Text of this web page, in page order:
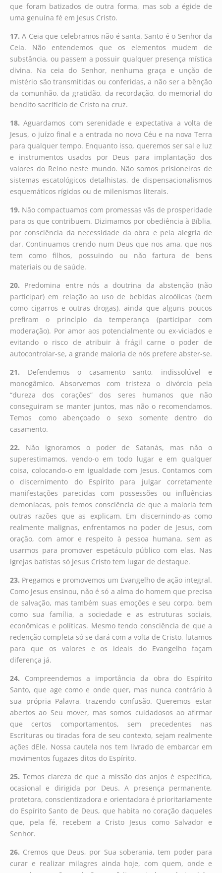
que foram batizados de outra forma, mas sob a égide de
uma genuína fé em Jesus Cristo.
17. A Ceia que celebramos não é santa. Santo é o Senhor da
Ceia. Não entendemos que os elementos mudem de
substância, ou passem a possuir qualquer presença mística
divina. Na ceia do Senhor, nenhuma graça e unção de
mistério são transmitidas ou conferidas, a não ser a bênção
da comunhão, da gratidão, da recordação, do memorial do
bendito sacrifício de Cristo na cruz.
18. Aguardamos com serenidade e expectativa a volta de
Jesus, o juízo final e a entrada no novo Céu e na nova Terra
para qualquer tempo. Enquanto isso, queremos ser sal e luz
e instrumentos usados por Deus para implantação dos
valores do Reino neste mundo. Não somos prisioneiros de
sistemas escatológicos detalhistas, de dispensacionalismos
esquemáticos rígidos ou de milenismos literais.
19. Não compactuamos com promessas vãs de prosperidade
para os que contribuem. Dizimamos por obediência à Bíblia,
por consciência da necessidade da obra e pela alegria de
dar. Continuamos crendo num Deus que nos ama, que nos
tem como filhos, possuindo ou não fartura de bens
materiais ou de saúde.
20. Predomina entre nós a doutrina da abstenção (não
participar) em relação ao uso de bebidas alcoólicas (bem
como cigarros e outras drogas), ainda que alguns poucos
prefiram o princípio da temperança (participar com
moderação). Por amor aos potencialmente ou ex-viciados e
evitando o risco de atribuir à frágil carne o poder de
autocontrolar-se, a grande maioria de nós prefere abster-se.
21. Defendemos o casamento santo, indissolúvel e
monogâmico. Absorvemos com tristeza o divórcio pela
“dureza dos corações” dos seres humanos que não
conseguiram se manter juntos, mas não o recomendamos.
Temos como abençoado o sexo somente dentro do
casamento.
22. Não ignoramos o poder de Satanás, mas não o
superestimamos, vendo-o em todo lugar e em qualquer
coisa, colocando-o em igualdade com Jesus. Contamos com
o discernimento do Espírito para julgar corretamente
manifestações parecidas com possessões ou influências
demoníacas, pois temos consciência de que a maioria tem
outras razões que as explicam. Em discernindo-as como
realmente malignas, enfrentamos no poder de Jesus, com
oração, com amor e respeito à pessoa humana, sem as
usarmos para promover espetáculo público com elas. Nas
igrejas batistas só Jesus Cristo tem lugar de destaque.
23. Pregamos e promovemos um Evangelho de ação integral.
Como Jesus ensinou, não é só a alma do homem que precisa
de salvação, mas também suas emoções e seu corpo, bem
como sua família, a sociedade e as estruturas sociais,
econômicas e políticas. Mesmo tendo consciência de que a
redenção completa só se dará com a volta de Cristo, lutamos
para que os valores e os ideais do Evangelho façam
diferença já.
24. Compreendemos a importância da obra do Espírito
Santo, que age como e onde quer, mas nunca contrário à
sua própria Palavra, trazendo confusão. Queremos estar
abertos ao Seu mover, mas somos cuidadosos ao afirmar
que certos comportamentos, sem precedentes nas
Escrituras ou tiradas fora de seu contexto, sejam realmente
ações dEle. Nossa cautela nos tem livrado de embarcar em
movimentos fugazes ditos do Espírito.
25. Temos clareza de que a missão dos anjos é específica,
ocasional e dirigida por Deus. A presença permanente,
protetora, conscientizadora e orientadora é prioritariamente
do Espírito Santo de Deus, que habita no coração daqueles
que, pela fé, recebem a Cristo Jesus como Salvador e
Senhor.
26. Cremos que Deus, por Sua soberania, tem poder para
curar e realizar milagres ainda hoje, com quem, onde e